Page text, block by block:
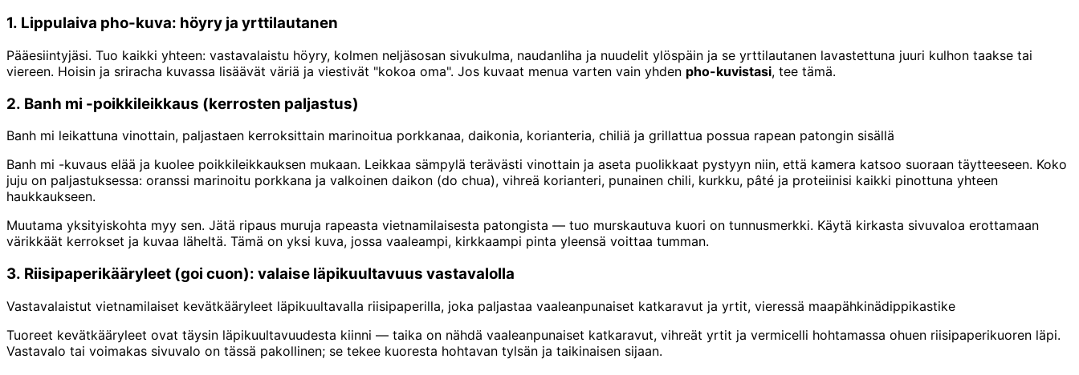
1. Lippulaiva pho-kuva: höyry ja yrttilautanen
Pääesiintyjäsi. Tuo kaikki yhteen: vastavalaistu höyry, kolmen neljäsosan sivukulma, naudanliha ja nuudelit ylöspäin ja se yrttilautanen lavastettuna juuri kulhon taakse tai
viereen. Hoisin ja sriracha kuvassa lisäävät väriä ja viestivät "kokoa oma". Jos kuvaat menua varten vain yhden pho-kuvistasi, tee tämä.
2. Banh mi -poikkileikkaus (kerrosten paljastus)
Banh mi leikattuna vinottain, paljastaen kerroksittain marinoitua porkkanaa, daikonia, korianteria, chiliä ja grillattua possua rapean patongin sisällä
Banh mi -kuvaus elää ja kuolee poikkileikkauksen mukaan. Leikkaa sämpylä terävästi vinottain ja aseta puolikkaat pystyyn niin, että kamera katsoo suoraan täytteeseen. Koko
juju on paljastuksessa: oranssi marinoitu porkkana ja valkoinen daikon (do chua), vihreä korianteri, punainen chili, kurkku, pâté ja proteiinisi kaikki pinottuna yhteen
haukkaukseen.
Muutama yksityiskohta myy sen. Jätä ripaus muruja rapeasta vietnamilaisesta patongista — tuo murskautuva kuori on tunnusmerkki. Käytä kirkasta sivuvaloa erottamaan
värikkäät kerrokset ja kuvaa läheltä. Tämä on yksi kuva, jossa vaaleampi, kirkkaampi pinta yleensä voittaa tumman.
3. Riisipaperikääryleet (goi cuon): valaise läpikuultavuus vastavalolla
Vastavalaistut vietnamilaiset kevätkääryleet läpikuultavalla riisipaperilla, joka paljastaa vaaleanpunaiset katkaravut ja yrtit, vieressä maapähkinädippikastike
Tuoreet kevätkääryleet ovat täysin läpikuultavuudesta kiinni — taika on nähdä vaaleanpunaiset katkaravut, vihreät yrtit ja vermicelli hohtamassa ohuen riisipaperikuoren läpi.
Vastavalo tai voimakas sivuvalo on tässä pakollinen; se tekee kuoresta hohtavan tylsän ja taikinaisen sijaan.